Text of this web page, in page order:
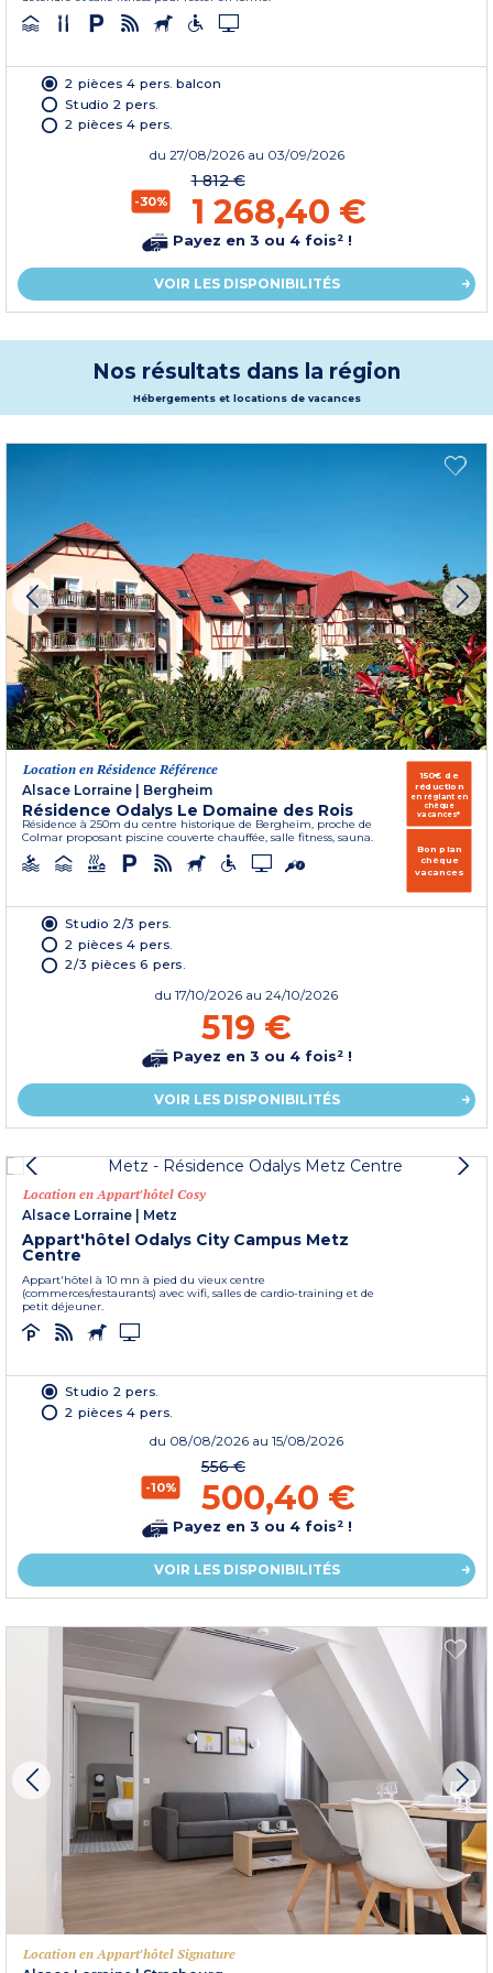
2 pièces 4 pers. balcon
Studio 2 pers.
2 pièces 4 pers.
du 27/08/2026 au 03/09/2026
-30%
1 812 €
1 268,40 €
Payez en 3 ou 4 fois² !
VOIR LES DISPONIBILITÉS
Nos résultats dans la région
Hébergements et locations de vacances
Location en Résidence Référence
Alsace Lorraine
Bergheim
Résidence Odalys Le Domaine des Rois
Résidence à 250m du centre historique de Bergheim, proche de
Colmar proposant piscine couverte chauffée, salle fitness, sauna.
150€ de
réduction
en réglant en
chèque
vacances*
Bon plan
chèque
vacances
Studio 2/3 pers.
2 pièces 4 pers.
2/3 pièces 6 pers.
du 17/10/2026 au 24/10/2026
519 €
Payez en 3 ou 4 fois² !
VOIR LES DISPONIBILITÉS
Location en Appart'hôtel Cosy
Alsace Lorraine
Metz
Appart'hôtel Odalys City Campus Metz
Centre
Appart'hôtel à 10 mn à pied du vieux centre
(commerces/restaurants) avec wifi, salles de cardio-training et de
petit déjeuner.
Studio 2 pers.
2 pièces 4 pers.
du 08/08/2026 au 15/08/2026
-10%
556 €
500,40 €
Payez en 3 ou 4 fois² !
VOIR LES DISPONIBILITÉS
Location en Appart'hôtel Signature